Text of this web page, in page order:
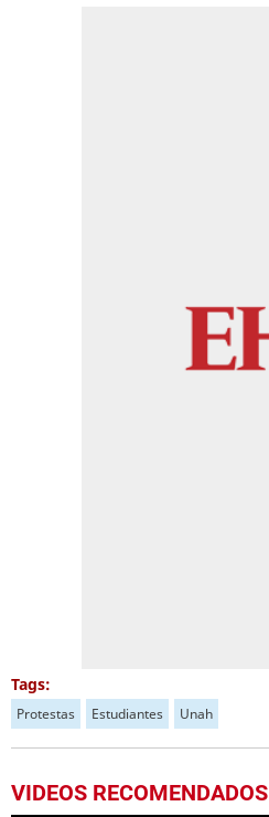
Tags:
Protestas Estudiantes Unah
VIDEOS RECOMENDADOS